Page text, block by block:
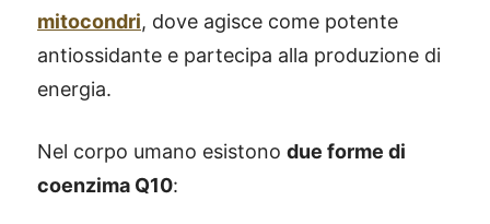
mitocondri, dove agisce come potente
antiossidante e partecipa alla produzione di
energia.
Nel corpo umano esistono due forme di
coenzima Q10: